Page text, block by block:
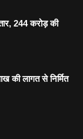
244 करोड़ की
की लागत से निर्मित